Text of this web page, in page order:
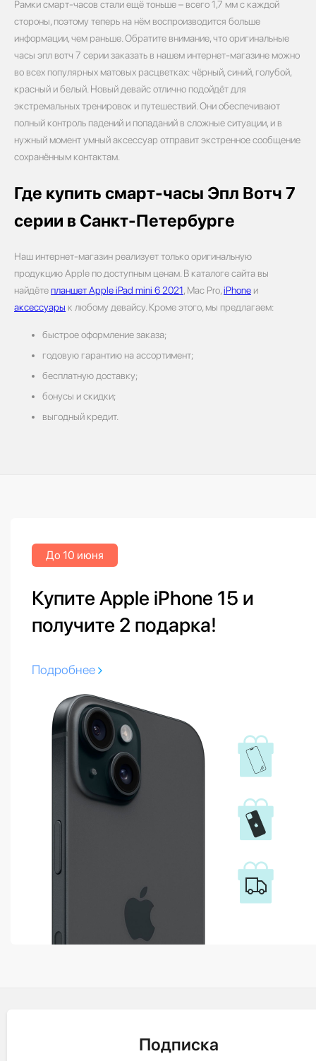
Рамки смарт-часов стали ещё тоньше – всего 1,7 мм с каждой
стороны, поэтому теперь на нём воспроизводится больше
информации, чем раньше. Обратите внимание, что оригинальные
часы эпл вотч 7 серии заказать в нашем интернет-магазине можно
во всех популярных матовых расцветках: чёрный, синий, голубой,
красный и белый. Новый девайс отлично подойдёт для
экстремальных тренировок и путешествий. Они обеспечивают
полный контроль падений и попаданий в сложные ситуации, и в
нужный момент умный аксессуар отправит экстренное сообщение
сохранённым контактам.
Где купить смарт-часы Эпл Вотч 7
серии в Санкт-Петербурге
Наш интернет-магазин реализует только оригинальную
продукцию Apple по доступным ценам. В каталоге сайта вы
найдётепланшет Apple iPad mini 6 2021, Mac Pro,iPhone и
аксессуары к любому девайсу. Кроме этого, мы предлагаем:
быстрое оформление заказа;
годовую гарантию на ассортимент;
бесплатную доставку;
бонусы и скидки;
выгодный кредит.
До 10 июня
Купите Apple iPhone 15 и
получите 2 подарка!
Подробнее
Подписка